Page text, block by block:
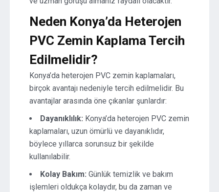
Neden Konya’da Heterojen
PVC Zemin Kaplama Tercih
Edilmelidir?
Konya’da heterojen PVC zemin kaplamaları,
birçok avantajı nedeniyle tercih edilmelidir. Bu
avantajlar arasında öne çıkanlar şunlardır:
Dayanıklılık: Konya’da heterojen PVC zemin
kaplamaları, uzun ömürlü ve dayanıklıdır,
böylece yıllarca sorunsuz bir şekilde
kullanılabilir.
Kolay Bakım: Günlük temizlik ve bakım
işlemleri oldukça kolaydır, bu da zaman ve